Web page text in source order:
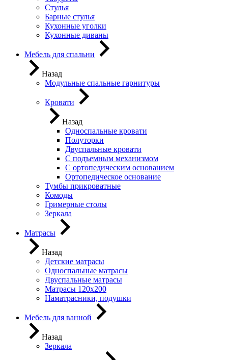
Стулья
Барные стулья
Кухонные уголки
Кухонные диваны
Мебель для спальни
Назад
Модульные спальные гарнитуры
Кровати
Назад
Односпальные кровати
Полуторки
Двуспальные кровати
С подъемным механизмом
С ортопедическим основанием
Ортопедическое основание
Тумбы прикроватные
Комоды
Гримерные столы
Зеркала
Матрасы
Назад
Детские матрасы
Односпальные матрасы
Двуспальные матрасы
Матрасы 120х200
Наматрасники, подушки
Мебель для ванной
Назад
Зеркала